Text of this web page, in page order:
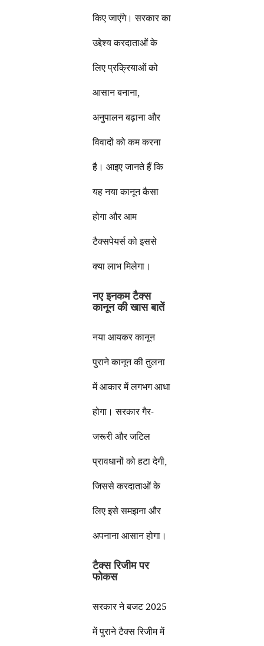
किए जाएंगे। सरकार का
उद्देश्य करदाताओं के
लिए प्रक्रियाओं को
आसान बनाना,
अनुपालन बढ़ाना और
विवादों को कम करना
है। आइए जानते हैं कि
यह नया कानून कैसा
होगा और आम
टैक्सपेयर्स को इससे
क्या लाभ मिलेगा।
नए इनकम टैक्स
कानून की खास बातें
नया आयकर कानून
पुराने कानून की तुलना
में आकार में लगभग आधा
होगा। सरकार गैर-
जरूरी और जटिल
प्रावधानों को हटा देगी,
जिससे करदाताओं के
लिए इसे समझना और
अपनाना आसान होगा।
टैक्स रिजीम पर
फोकस
सरकार ने बजट 2025
में पुराने टैक्स रिजीम में